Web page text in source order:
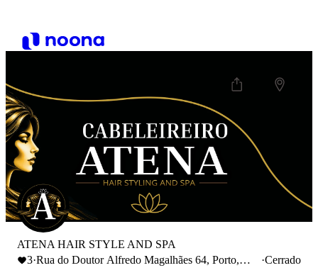
ATENA HAIR STYLE AND SPA
3·Rua do Doutor Alfredo Magalhães 64, Porto,
·Cerrado